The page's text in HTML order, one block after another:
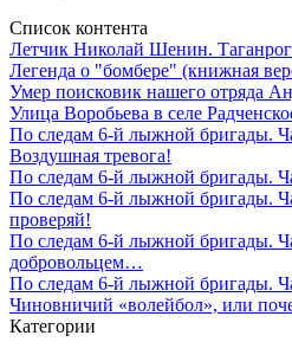
Список контента
Летчик Николай Шенин.
Легенда о "бомбере" (книжная
Умер поисковик нашего отряда
Улица Воробьева в селе
По следам 6-й лыжной бригады.
Воздушная тревога!
По следам 6-й лыжной бригады.
По следам 6-й лыжной бригады.
проверяй!
По следам 6-й лыжной бригады.
добровольцем…
По следам 6-й лыжной бригады.
Чиновничий «волейбол», или
Категории